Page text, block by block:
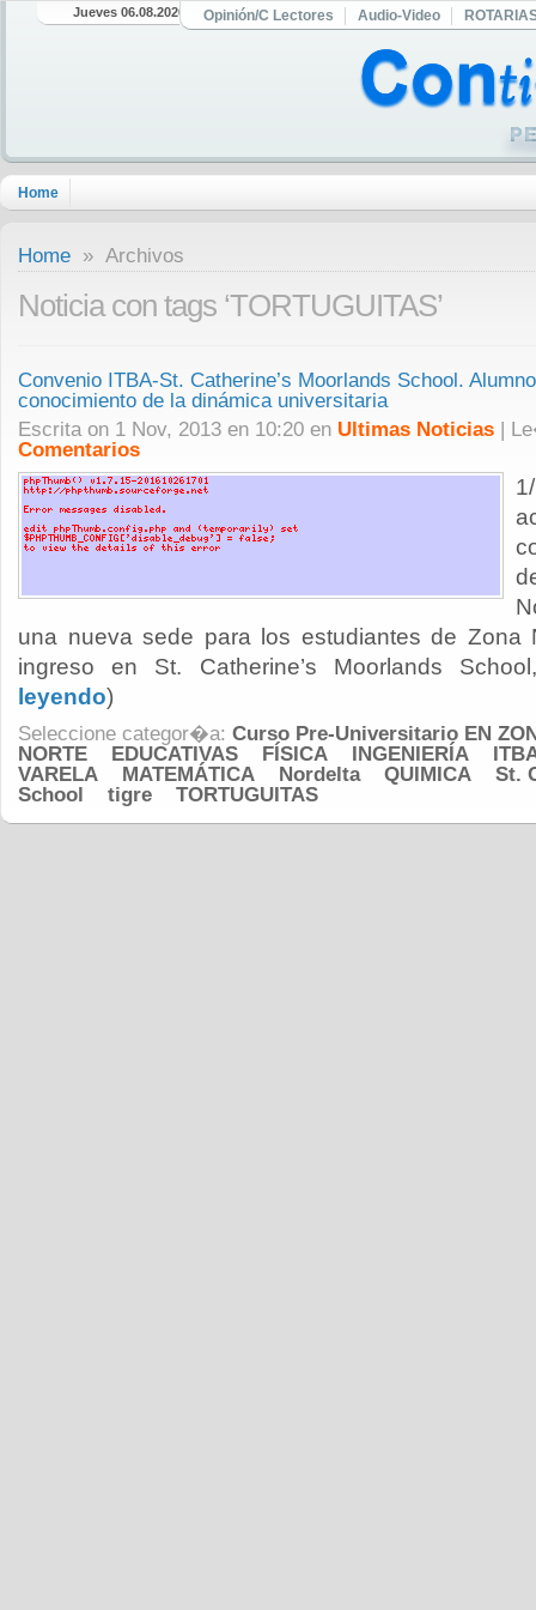
Jueves 06.08.2026 Opinión/C Lectores Audio-Video
Home
Home » Archivos
Noticia con tags ‘TORTUGUITAS’
Convenio ITBA-St. Catherine’s Moorlands School.
conocimiento de la dinámica universitaria
Escrita on 1 Nov, 2013 en 10:20 en Ultimas Noticias |
Comentarios
una nueva sede para los estudiantes de Zona
ingreso en St. Catherine’s Moorlands
leyendo)
Seleccione categor�a: Curso Pre-Universitario EN
NORTE
EDUCATIVAS FÍSICA INGENIERÍA
VARELA
MATEMÁTICA Nordelta QUIMICA
St.
School
tigre TORTUGUITAS